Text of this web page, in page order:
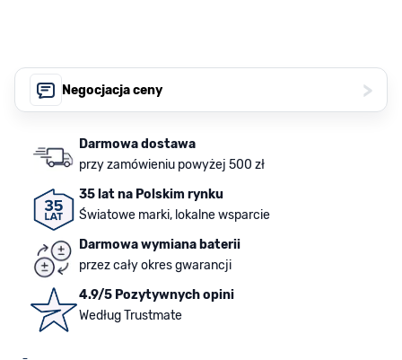
Negocjacja ceny >
Darmowa dostawa
przy zamówieniu powyżej 500 zł
35 lat na Polskim rynku
Światowe marki, lokalne wsparcie
Darmowa wymiana baterii
przez cały okres gwarancji
4.9/5 Pozytywnych opini
Według Trustmate